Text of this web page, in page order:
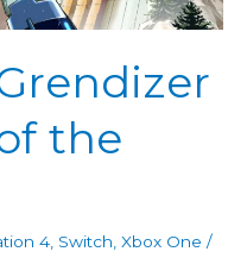
the
4, Switch, Xbox One /